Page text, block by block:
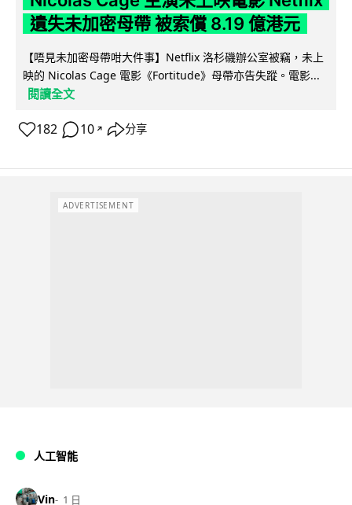
遺失未加密母帶 被索償 8.19 億港元
【唔見未加密母帶咁大件事】Netflix 洛杉磯辦公室被竊，未上
映的 Nicolas Cage 電影《Fortitude》母帶亦告失蹤。電影...
閱讀全文
182 10 ↗ 分享
ADVERTISEMENT
人工智能
Vin 1 日